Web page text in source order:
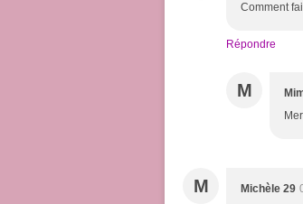
Comment
Répondre
M
M Michèle 29